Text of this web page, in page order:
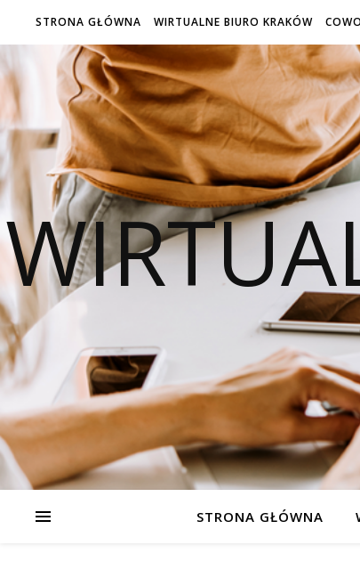
STRONA GŁÓWNA WIRTUALNE BIURO KRAKÓW
STRONA GŁÓWNA